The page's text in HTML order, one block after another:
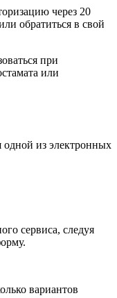
через 20
обратиться в свой
при
или
одной из электронных
сервиса, следуя
вариантов